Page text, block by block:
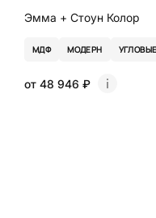
Эмма + Стоун Колор
МДФ МОДЕРН УГЛОВЫЕ
от 48 946 ₽